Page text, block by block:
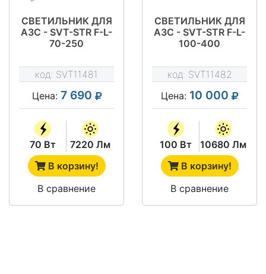
СВЕТИЛЬНИК ДЛЯ
АЗС - SVT-STR F-L-
70-250
код: SVT11481
Цена: 7 690
70 Вт
7220 Лм
В корзину!
В сравнение
СВЕТИЛЬНИК ДЛЯ
АЗС - SVT-STR F-L-
100-400
код: SVT11482
Цена: 10 000
100 Вт
10680 Лм
В корзину!
В сравнение